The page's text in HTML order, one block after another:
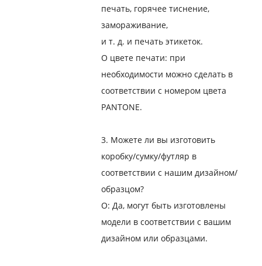
печать, горячее тиснение,
замораживание,
и т. д. и печать этикеток.
О цвете печати: при
необходимости можно сделать в
соответствии с номером цвета
PANTONE.
3. Можете ли вы изготовить
коробку/сумку/футляр в
соответствии с нашим дизайном/
образцом?
О: Да, могут быть изготовлены
модели в соответствии с вашим
дизайном или образцами.